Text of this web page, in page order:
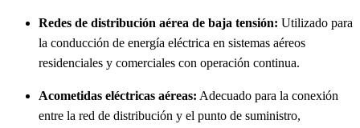
Redes de distribución aérea de baja tensión: Utilizado para
la conducción de energía eléctrica en sistemas aéreos
residenciales y comerciales con operación continua.
Acometidas eléctricas aéreas: Adecuado para la conexión
entre la red de distribución y el punto de suministro,